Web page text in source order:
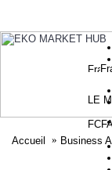
LE
Accueil Business